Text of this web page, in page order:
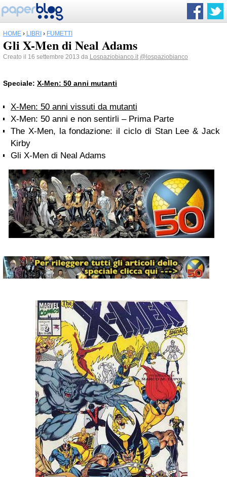
HOME › LIBRI › FUMETTI
Gli X-Men di Neal Adams
Creato il 16 settembre 2013 da Lospaziobianco.it @lospaziobianco
Speciale: X-Men: 50 anni mutanti
X-Men: 50 anni vissuti da mutanti
X-Men: 50 anni e non sentirli – Prima Parte
The X-Men, la fondazione: il ciclo di Stan Lee & Jack
Kirby
Gli X-Men di Neal Adams